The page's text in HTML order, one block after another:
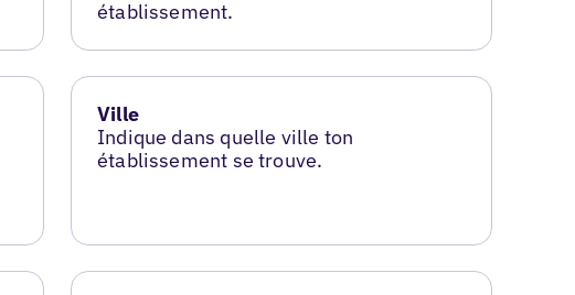
établissement.
Ville
Indique dans quelle ville ton
établissement se trouve.